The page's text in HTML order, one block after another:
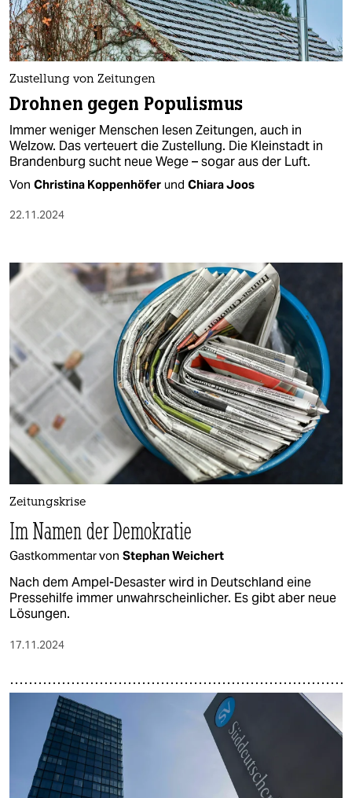
Zustellung von Zeitungen
Drohnen gegen Populismus
Immer weniger Menschen lesen Zeitungen, auch in
Welzow. Das verteuert die Zustellung. Die Kleinstadt in
Brandenburg sucht neue Wege – sogar aus der Luft.
Von Christina Koppenhöfer und Chiara Joos
22.11.2024
Zeitungskrise
Im Namen der Demokratie
Gastkommentar von Stephan Weichert
Nach dem Ampel-Desaster wird in Deutschland eine
Pressehilfe immer unwahrscheinlicher. Es gibt aber neue
Lösungen.
17.11.2024